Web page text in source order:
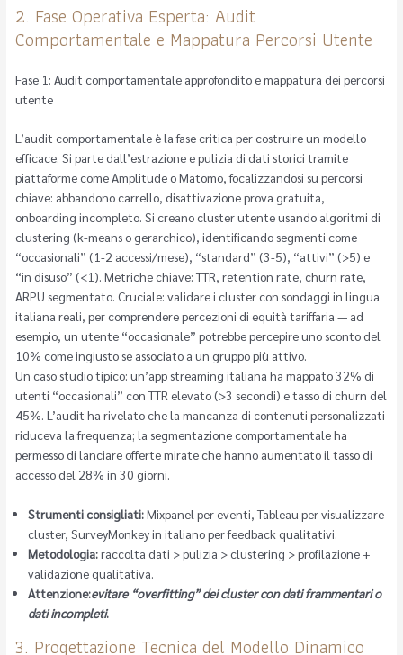
2. Fase Operativa Esperta: Audit
Comportamentale e Mappatura Percorsi Utente
Fase 1: Audit comportamentale approfondito e mappatura dei percorsi
utente
L’audit comportamentale è la fase critica per costruire un modello
efficace. Si parte dall’estrazione e pulizia di dati storici tramite
piattaforme come Amplitude o Matomo, focalizzandosi su percorsi
chiave: abbandono carrello, disattivazione prova gratuita,
onboarding incompleto. Si creano cluster utente usando algoritmi di
clustering (k-means o gerarchico), identificando segmenti come
“occasionali” (1-2 accessi/mese), “standard” (3-5), “attivi” (>5) e
“in disuso” (<1). Metriche chiave: TTR, retention rate, churn rate,
ARPU segmentato. Cruciale: validare i cluster con sondaggi in lingua
italiana reali, per comprendere percezioni di equità tariffaria — ad
esempio, un utente “occasionale” potrebbe percepire uno sconto del
10% come ingiusto se associato a un gruppo più attivo.
Un caso studio tipico: un’app streaming italiana ha mappato 32% di
utenti “occasionali” con TTR elevato (>3 secondi) e tasso di churn del
45%. L’audit ha rivelato che la mancanza di contenuti personalizzati
riduceva la frequenza; la segmentazione comportamentale ha
permesso di lanciare offerte mirate che hanno aumentato il tasso di
accesso del 28% in 30 giorni.
Strumenti consigliati:Mixpanel per eventi, Tableau per visualizzare
cluster, SurveyMonkey in italiano per feedback qualitativi.
Metodologia:raccolta dati > pulizia > clustering > profilazione +
validazione qualitativa.
Attenzione:evitare “overfitting” dei cluster con dati frammentari o
dati incompleti.
3. Progettazione Tecnica del Modello Dinamico